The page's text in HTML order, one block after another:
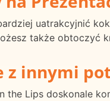
uatrakcyjnić
także obtoczyć
z innymi
the Lips doskonale